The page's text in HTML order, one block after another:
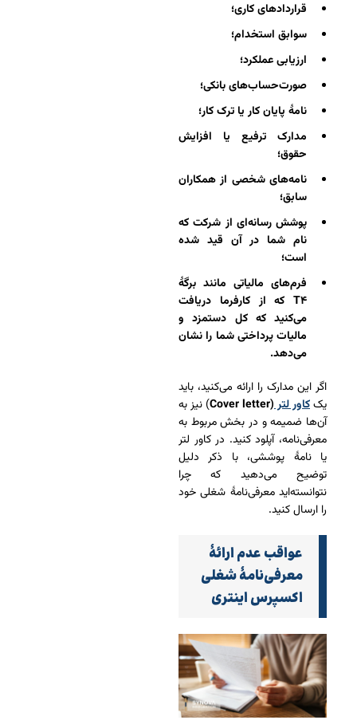
قراردادهای کاری؛
سوابق استخدام؛
ارزیابی عملکرد؛
صورت‌حساب‌های بانکی؛
نامۀ پایان کار یا ترک کار؛
مدارک ترفیع یا افزایش
حقوق؛
نامه‌های شخصی از همکاران
سابق؛
پوشش رسانه‌ای از شرکت که
نام شما در آن قید شده
است؛
فرم‌های مالیاتی مانند برگۀ
T۴ که از کارفرما دریافت
می‌کنید که کل دستمزد و
مالیات پرداختی شما را نشان
می‌دهد.
اگر این مدارک را ارائه می‌کنید، باید
یککاور لتر(Cover letter
) نیز به
آن‌ها ضمیمه و در بخش مربوط به
معرفی‌نامه، آپلود کنید. در کاور لتر
یا نامۀ پوششی، با ذکر دلیل
توضیح می‌دهید که چرا
نتوانسته‌اید معرفی‌نامۀ شغلی خود
را ارسال کنید.
عواقب عدم ارائۀ
معرفی‌‌نامۀ شغلی
اکسپرس اینتری